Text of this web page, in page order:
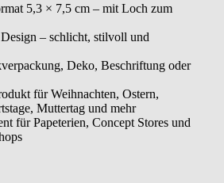
5,3 × 7,5 cm – mit Loch zum
– schlicht, stilvoll und
Deko, Beschriftung oder
für Weihnachten, Ostern,
Muttertag und mehr
für Papeterien, Concept Stores und